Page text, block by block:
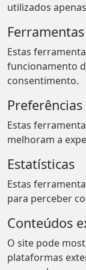
utilizados
Estas
funcionamento
consentimento.
Estas
melhoram a
Estatísticas
Estas
para perceber
Conteúdos
O site pode
plataformas